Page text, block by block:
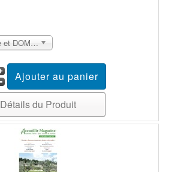
France métropolitaine et DOM Sans surcoût
Détails du Produit